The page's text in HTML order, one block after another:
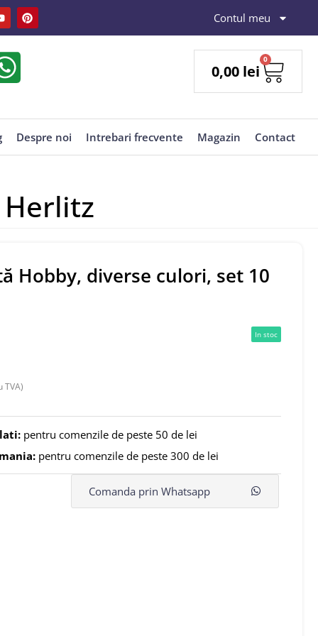
Contul meu
0,00 lei
0
Despre noi Intrebari frecvente Magazin Contact
Hobby, diverse culori, set 10
TVA)
In stoc
pentru comenzile de peste 50 de lei
pentru comenzile de peste 300 de lei
Comanda prin Whatsapp